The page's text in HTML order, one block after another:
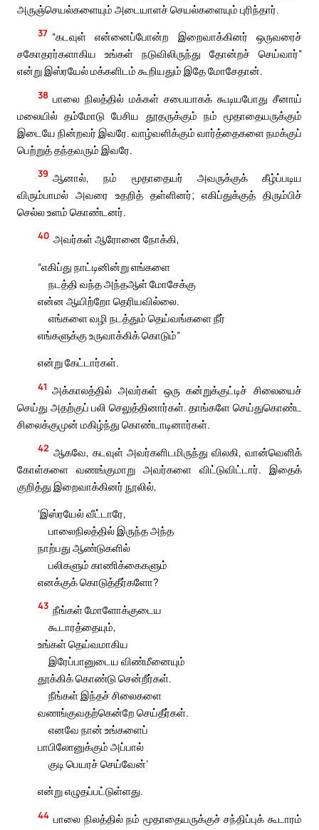
அருஞ்செயல்களையும் அடையாளச் செயல்களையும் புரிந்தார்.
37 “கடவுள் என்னைப்போன்ற இறைவாக்கினர் ஒருவரைச்
சகோதரர்களாகிய உங்கள் நடுவிலிருந்து தோன்றச் செய்வார்”
என்று இஸ்ரயேல் மக்களிடம் கூறியதும் இதே மோசேதான்.
38 பாலை நிலத்தில் மக்கள் சபையாகக் கூடியபோது சீனாய்
மலையில் தம்மோடு பேசிய தூதருக்கும் நம் மூதாதையருக்கும்
இடையே நின்றவர் இவரே. வாழ்வளிக்கும் வார்த்தைகளை நமக்குப்
பெற்றுத் தந்தவரும் இவரே.
39 ஆனால், நம் மூதாதையர் அவருக்குக் கீழ்ப்படிய
விரும்பாமல் அவரை உதறித் தள்ளினர்; எகிப்துக்குத் திரும்பிச்
செல்ல உளம் கொண்டனர்.
40 அவர்கள் ஆரோனை நோக்கி,
“எகிப்து நாட்டினின்று எங்களை
நடத்தி வந்த அந்தஆள் மோசேக்கு
என்ன ஆயிற்றோ தெரியவில்லை.
எங்களை வழி நடத்தும் தெய்வங்களை நீர்
எங்களுக்கு உருவாக்கிக் கொடும்”
என்று கேட்டார்கள்.
41 அக்காலத்தில் அவர்கள் ஒரு கன்றுக்குட்டிச் சிலையைச்
செய்து அதற்குப் பலி செலுத்தினார்கள். தாங்களே செய்துகொண்ட
சிலைக்குமுன் மகிழ்ந்து கொண்டாடினார்கள்.
42 ஆகவே, கடவுள் அவர்களிடமிருந்து விலகி, வான்வெளிக்
கோள்களை வணங்குமாறு அவர்களை விட்டுவிட்டார். இதைக்
குறித்து இறைவாக்கினர் நூலில்,
‘இஸ்ரயேல் வீட்டாரே,
பாலைநிலத்தில் இருந்த அந்த
நாற்பது ஆண்டுகளில்
பலிகளும் காணிக்கைகளும்
எனக்குக் கொடுத்தீர்களோ?
43 நீங்கள் மோளோக்குடைய
கூடாரத்தையும்,
உங்கள் தெய்வமாகிய
இரேப்பானுடைய விண்மீனையும்
தூக்கிக் கொண்டு சென்றீர்கள்.
நீங்கள் இந்தச் சிலைகளை
வணங்குவதற்கென்றே செய்தீர்கள்.
எனவே நான் உங்களைப்
பாபிலோனுக்கும் அப்பால்
குடி பெயரச் செய்வேன்’
என்று எழுதப்பட்டுள்ளது.
44 பாலை நிலத்தில் நம் மூதாதையருக்குச் சந்திப்புக் கூடாரம்